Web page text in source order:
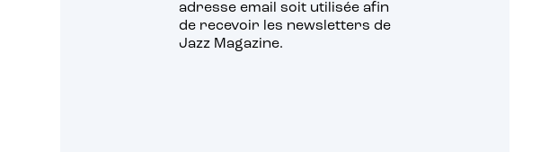
adresse email soit utilisée afin
de recevoir les newsletters de
Jazz Magazine.